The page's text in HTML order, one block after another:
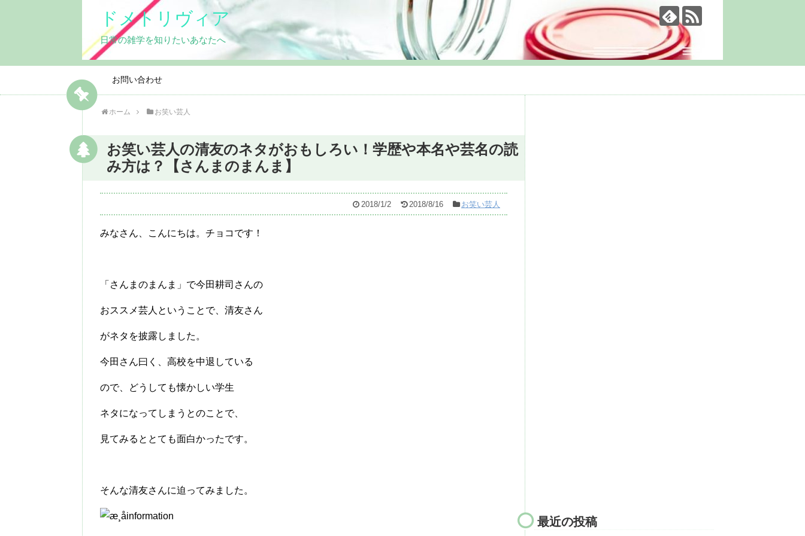
ドメトリヴィア
日常の雑学を知りたいあなたへ
お問い合わせ
ホーム お笑い芸人
お笑い芸人の清友のネタがおもしろい！学歴や本名や芸名の読
み方は？【さんまのまんま】
2018/1/2 2018/8/16 お笑い芸人
みなさん、こんにちは。チョコです！
「さんまのまんま」で今田耕司さんの
おススメ芸人ということで、清友さん
がネタを披露しました。
今田さん曰く、高校を中退している
ので、どうしても懐かしい学生
ネタになってしまうとのことで、
見てみるととても面白かったです。
そんな清友さんに迫ってみました。
最近の投稿